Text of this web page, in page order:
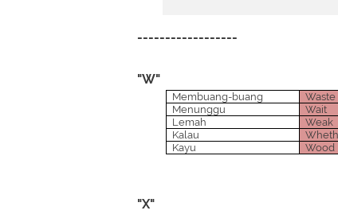
------------------
"W"
Membuang-buang Waste
Menunggu
Wait
Lemah
Weak
Kalau
Kayu
Wood
"X"